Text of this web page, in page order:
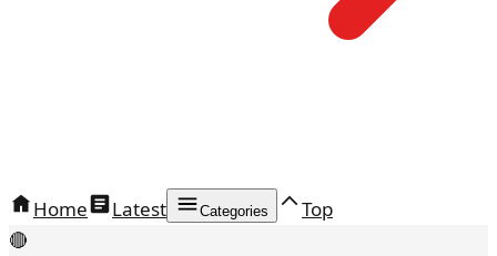
Home Latest Categories
Top
🔴